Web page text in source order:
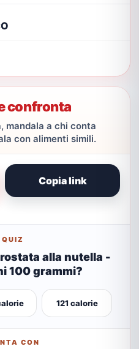
confronta
mandala a chi conta
con alimenti simili.
Copia link
alla nutella -
100 grammi?
121 calorie
CON